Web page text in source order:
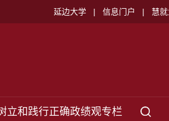
延边大学 | 信息门户 | 慧
立和践行正确政绩观专栏